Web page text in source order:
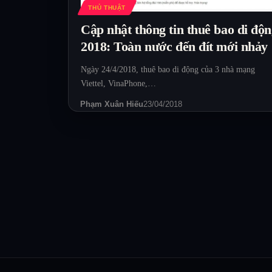
THỦ THUẬT
Cập nhật thông tin thuê bao di
2018: Toàn nước đến đít mới nhảy
Ngày 24/4/2018, thuê bao di động của 3 nhà mạng
Viettel, VinaPhone,…
Phạm Xuân Hiếu23/04/2018